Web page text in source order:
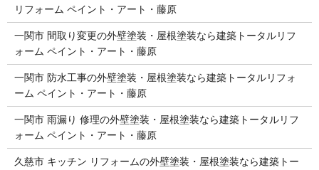
リフォーム ペイント・アート・藤原
一関市 間取り変更の外壁塗装・屋根塗装なら建築トータルリフ
ォーム ペイント・アート・藤原
一関市 防水工事の外壁塗装・屋根塗装なら建築トータルリフォ
ーム ペイント・アート・藤原
一関市 雨漏り 修理の外壁塗装・屋根塗装なら建築トータルリフ
ォーム ペイント・アート・藤原
久慈市 キッチン リフォームの外壁塗装・屋根塗装なら建築トー